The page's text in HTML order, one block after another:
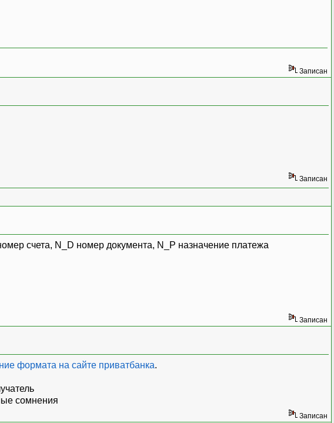
Записан
Записан
счета, N_D номер документа, N_P назначение платежа
Записан
формата на сайте приватбанка.
Записан